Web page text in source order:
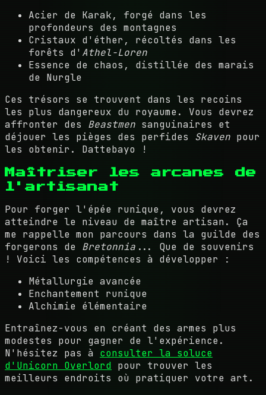
Acier de Karak, forgé dans les
profondeurs des montagnes
Cristaux d'éther, récoltés dans les
forêts d' Athel-Loren
Essence de chaos, distillée des marais
de Nurgle
Ces trésors se trouvent dans les recoins
les plus dangereux du royaume. Vous devrez
affronter des Beastmen sanguinaires et
déjouer les pièges des perfides Skaven pour
les obtenir. Dattebayo !
Maîtriser les arcanes de
l'artisanat
Pour forger l'épée runique, vous devrez
atteindre le niveau de maître artisan. Ça
me rappelle mon parcours dans la guilde des
forgerons de Bretonnia ... Que de souvenirs
! Voici les compétences à développer :
Métallurgie avancée
Enchantement runique
Alchimie élémentaire
Entraînez-vous en créant des armes plus
modestes pour gagner de l'expérience.
N'hésitez pas à consulter la soluce
d'Unicorn Overlord pour trouver les
meilleurs endroits où pratiquer votre art.